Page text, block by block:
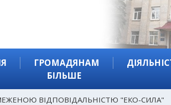
ГРОМАДЯНАМ
БІЛЬШЕ
ВІДПОВІДАЛЬНІСТЮ "ЕКО-СИЛА"